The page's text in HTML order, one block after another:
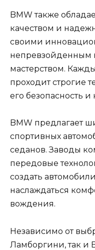
BMW также
качеством и
своими
мастерством.
проходит строгие
его безопасность и
BMW предлагает
спортивных
седанов. Заводы
передовые
создать
наслаждаться
вождения.
Независимо от
Ламборгини, так и